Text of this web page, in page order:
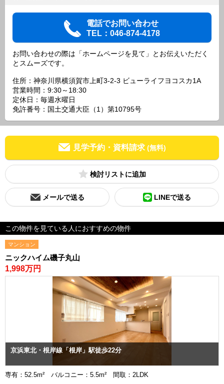
電話でお問い合わせ
TEL：046-874-4178
お問い合わせの際は「ホームページを見て」とお伝えいただく
とスムーズです。
住所：神奈川県横須賀市上町3-2-3 ビューライフヨコスカ1A
営業時間：9:30～18:30
定休日：毎週水曜日
免許番号：国土交通大臣（1）第10795号
見学予約・資料請求 (無料)
検討リスト
メールで送る LINEで送る
この物件を見ている人におすすめの物件
マンション
ニックハイム磯子丸山
1,998万円
京浜東北・根岸線「根岸」駅徒歩22分
専有：52.5m² バルコニー：5.5m² 間取：2LDK